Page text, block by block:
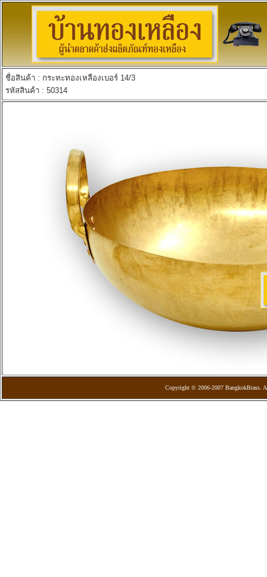
ชื่อสินค้า : กระทะทองเหลืองเบอร์ 14/3
รหัสสินค้า : 50314
Copyright © 2006-2007 BangkokBrass.